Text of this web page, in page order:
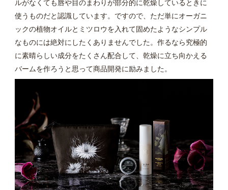
ルがなくても唇や目のまわりが部分的に乾燥しているときに
使うものだと認識しています。ですので、ただ単にオーガニ
ックの植物オイルとミツロウを入れて固めたようなシンプル
なものには絶対にしたくありませんでした。作るなら究極的
に素晴らしい成分をたくさん配合して、乾燥に立ち向かえる
バームを作ろうと思って商品開発に励みました。